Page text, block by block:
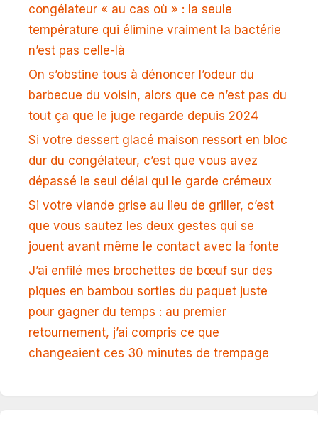
congélateur « au cas où » : la seule
température qui élimine vraiment la bactérie
n’est pas celle-là
On s’obstine tous à dénoncer l’odeur du
barbecue du voisin, alors que ce n’est pas du
tout ça que le juge regarde depuis 2024
Si votre dessert glacé maison ressort en bloc
dur du congélateur, c’est que vous avez
dépassé le seul délai qui le garde crémeux
Si votre viande grise au lieu de griller, c’est
que vous sautez les deux gestes qui se
jouent avant même le contact avec la fonte
J’ai enfilé mes brochettes de bœuf sur des
piques en bambou sorties du paquet juste
pour gagner du temps : au premier
retournement, j’ai compris ce que
changeaient ces 30 minutes de trempage